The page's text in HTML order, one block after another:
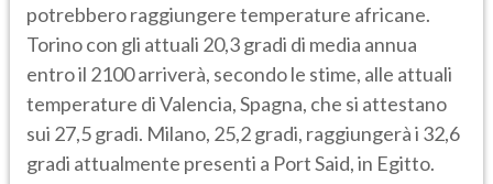
potrebbero raggiungere temperature africane.
Torino con gli attuali 20,3 gradi di media annua
entro il 2100 arriverà, secondo le stime, alle attuali
temperature di Valencia, Spagna, che si attestano
sui 27,5 gradi. Milano, 25,2 gradi, raggiungerà i 32,6
gradi attualmente presenti a Port Said, in Egitto.